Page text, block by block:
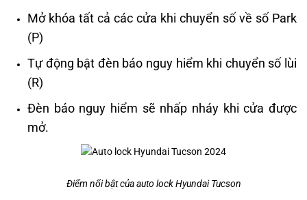
Mở khóa tất cả các cửa khi chuyển số về số Park
(P)
Tự động bật đèn báo nguy hiểm khi chuyển số lùi
(R)
Đèn báo nguy hiểm sẽ nhấp nháy khi cửa được
mở.
Điểm nổi bật của auto lock Hyundai Tucson